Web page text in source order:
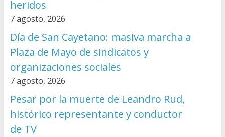
heridos
7 agosto, 2026
Día de San Cayetano: masiva marcha a
Plaza de Mayo de sindicatos y
organizaciones sociales
7 agosto, 2026
Pesar por la muerte de Leandro Rud,
histórico representante y conductor
de TV